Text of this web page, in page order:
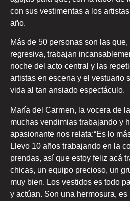
con sus vestimentas a los
año.
Más de 50 personas son las
regresiva, trabajan
noche del acto central y las
artistas en escena y el vestuario
vida al tan ansiado espectáculo.
María del Carmen, la vocera de
muchas vendimias trabajando y
apasionante nos relata:“Es lo
Llevo 10 años trabajando en la
prendas, así que estoy feliz acá
chicas, un equipo precioso, un
muy bien. Los vestidos es todo
y actúan. Son una hermosura,